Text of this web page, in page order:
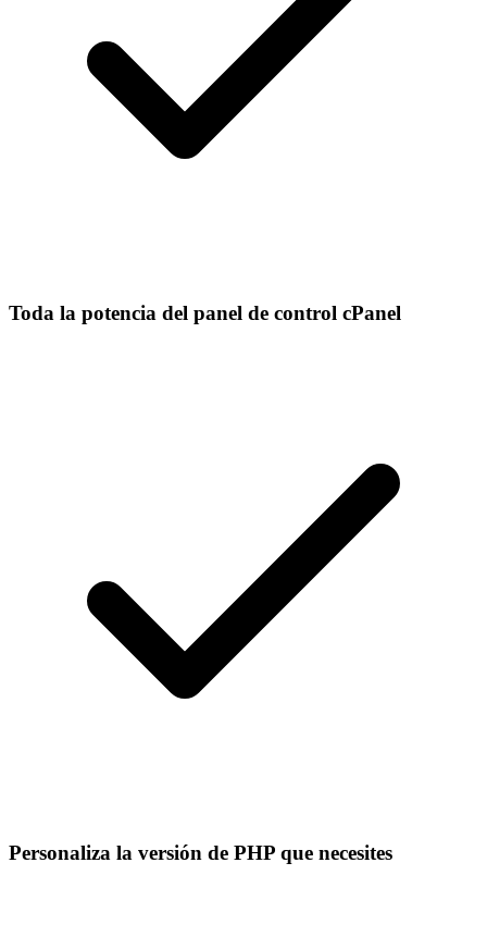
Toda la potencia del panel de control cPanel
Personaliza la versión de PHP que necesites